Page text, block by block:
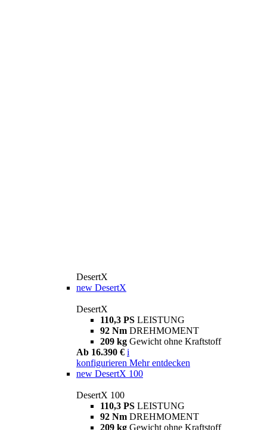
DesertX
new DesertX
DesertX
110,3 PS LEISTUNG
92 Nm DREHMOMENT
209 kg Gewicht ohne Kraftstoff
Ab 16.390 € i
konfigurieren Mehr entdecken
new DesertX 100
DesertX 100
110,3 PS LEISTUNG
92 Nm DREHMOMENT
209 kg Gewicht ohne Kraftstoff